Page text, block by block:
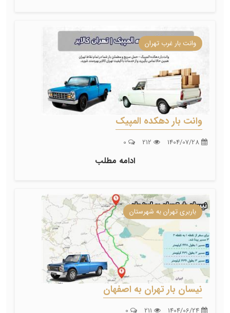
وانت بار غرب تهران
وانت بار دهکده المپیک
ادامه مطلب
باربری تهران به شهرستان
نیسان بار تهران به اصفهان